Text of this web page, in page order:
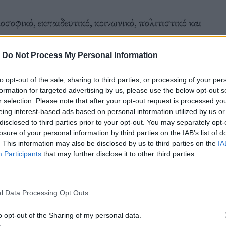
Do Not Process My Personal Information
opt-out of the sale, sharing to third parties, or processing of your
for targeted advertising by us, please use the below opt-out
selection. Please note that after your opt-out request is processed
interest-based ads based on personal information utilized by us
to third parties prior to your opt-out. You may separately
of your personal information by third parties on the IAB’s list of
This information may also be disclosed by us to third parties on the
Participants that may further disclose it to other third parties.
Data Processing Opt Outs
opt-out of the Sharing of my personal data.
εκπαιδευτικό, κοινωνικό, πολιτιστικό και
Αττάλου ήταν, αν όχι το πρώτο, ένα από τα
έννοια του όρου) στην αρχαιότητα. Η
το 159 π.Χ. και ολοκληρώθηκε μετά από 11
του αρχαίου. Ανεγέρθηκε μεταξύ
Σπουδών και στεγάζει το Αρχαιολογικό
Γραμματείας κατά τη διάρκεια της
και μουσεία της πόλης. Ο λόγος